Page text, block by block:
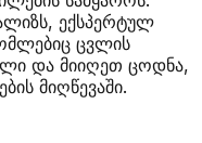
ექსპერტულ
ცვლის
და მიიღეთ ცოდნა,
მიღწევაში.